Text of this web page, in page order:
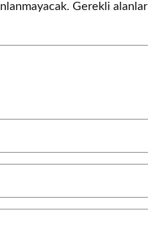
Gerekli alanlar